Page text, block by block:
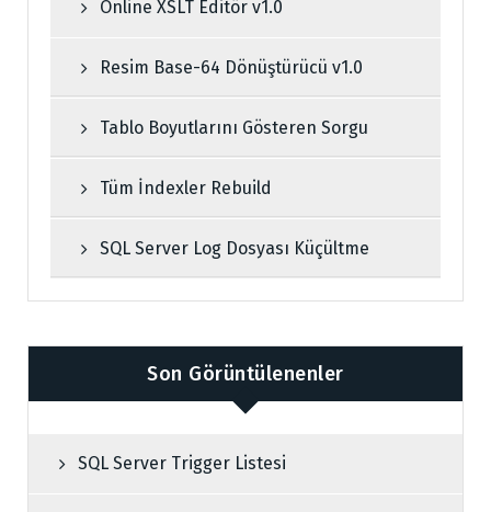
Online XSLT Editör v1.0
Resim Base-64 Dönüştürücü v1.0
Tablo Boyutlarını Gösteren Sorgu
Tüm İndexler Rebuild
SQL Server Log Dosyası Küçültme
Son Görüntülenenler
SQL Server Trigger Listesi